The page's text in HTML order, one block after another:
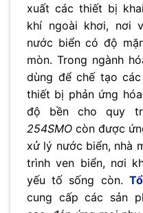
xuất các thiết bị
khí ngoài khơi, nơi
nước biển có độ
mòn. Trong ngành
dùng để chế tạo
thiết bị phản ứng
độ bền cho quy
254SMO còn được
xử lý nước biển, nhà
trình ven biển, nơi
yếu tố sống còn.
cung cấp các sản